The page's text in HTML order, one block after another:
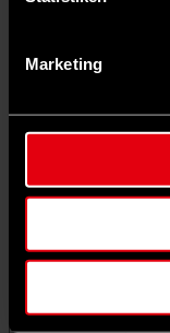
Marketing